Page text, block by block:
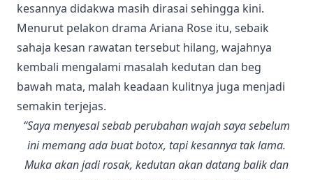
kesannya didakwa masih dirasai sehingga kini.
Menurut pelakon drama Ariana Rose itu, sebaik
sahaja kesan rawatan tersebut hilang, wajahnya
kembali mengalami masalah kedutan dan beg
bawah mata, malah keadaan kulitnya juga menjadi
semakin terjejas.
“Saya menyesal sebab perubahan wajah saya sebelum
ini memang ada buat botox, tapi kesannya tak lama.
Muka akan jadi rosak, kedutan akan datang balik dan